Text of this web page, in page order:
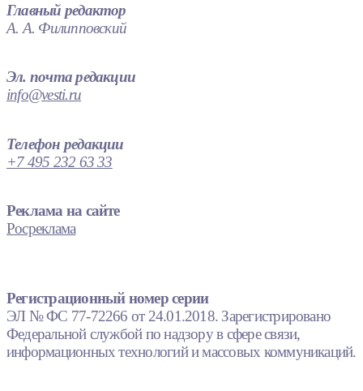
Главный редактор
А. А. Филипповский
Эл. почта редакции
info@vesti.ru
Телефон редакции
+7 495 232 63 33
Реклама на сайте
Росреклама
Регистрационный номер серии
ЭЛ № ФС 77-72266 от 24.01.2018. Зарегистрировано
Федеральной службой по надзору в сфере связи,
информационных технологий и массовых коммуникаций.